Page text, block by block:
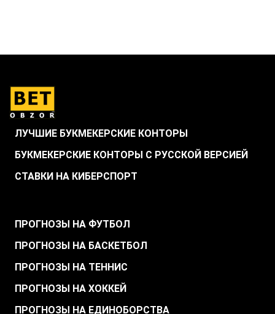
ЛУЧШИЕ БУКМЕКЕРСКИЕ КОНТОРЫ
БУКМЕКЕРСКИЕ КОНТОРЫ С РУССКОЙ ВЕРСИЕЙ
СТАВКИ НА КИБЕРСПОРТ
ПРОГНОЗЫ НА ФУТБОЛ
ПРОГНОЗЫ НА БАСКЕТБОЛ
ПРОГНОЗЫ НА ТЕННИС
ПРОГНОЗЫ НА ХОККЕЙ
ПРОГНОЗЫ НА ЕДИНОБОРСТВА